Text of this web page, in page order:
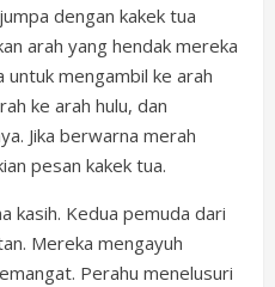
dengan kakek tua
arah yang hendak mereka
mengambil ke arah
ke arah hulu, dan
Jika berwarna merah
pesan kakek tua.
kasih. Kedua pemuda dari
Mereka mengayuh
Perahu menelusuri